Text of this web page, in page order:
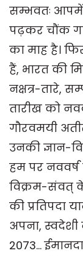
सम्भवतः
पढ़कर चौंक
का माह है।
हैं, भारत की
नक्षत्र-तारे,
तारीख को
गौरवमयी
उनकी ज्ञान-
हम पर
विक्रम-संवत्
की प्रतिपदा
अपना, स्वदेशी
2073...